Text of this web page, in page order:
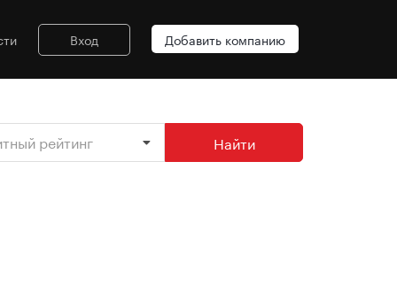
Вход Добавить компанию
рейтинг Найти